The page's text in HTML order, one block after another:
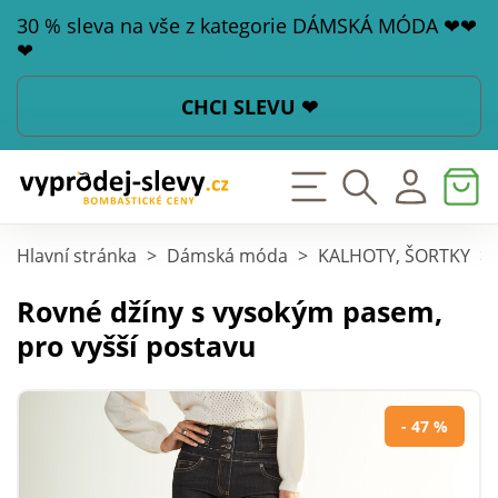
30 % sleva na vše z kategorie DÁMSKÁ MÓDA ❤❤
❤
CHCI SLEVU ❤
Hlavní stránka > Dámská móda > KALHOTY, ŠORTKY >
Rovné džíny s vysokým pasem,
pro vyšší postavu
- 47 %